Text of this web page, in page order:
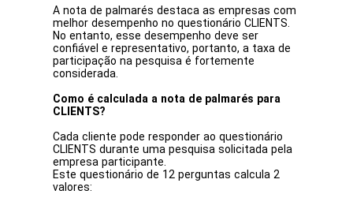
A nota de palmarés destaca as empresas com
melhor desempenho no questionário CLIENTS.
No entanto, esse desempenho deve ser
confiável e representativo, portanto, a taxa de
participação na pesquisa é fortemente
considerada.
Como é calculada a nota de palmarés para
CLIENTS?
Cada cliente pode responder ao questionário
CLIENTS durante uma pesquisa solicitada pela
empresa participante.
Este questionário de 12 perguntas calcula 2
valores: